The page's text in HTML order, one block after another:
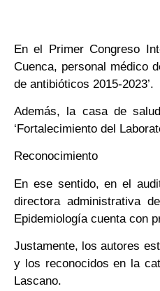
En el Primer Congreso
Cuenca, personal médico
de antibióticos 2015-2023’.
Además, la casa de
‘Fortalecimiento del
Reconocimiento
En ese sentido, en el
directora administrativa
Epidemiología cuenta con
Justamente, los autores
y los reconocidos en la
Lascano.